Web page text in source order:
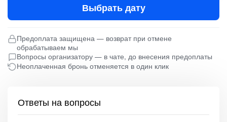
Выбрать дату
Предоплата защищена — возврат при отмене
обрабатываем мы
Вопросы организатору — в чате, до внесения предоплаты
Неоплаченная бронь отменяется в один клик
Ответы на вопросы